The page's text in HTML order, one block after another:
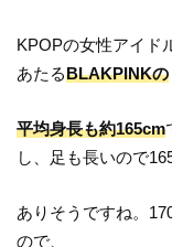
KPOPの女性アイド
あたるBLAKPINKの
平均身長も約165cm
し、足も長いので
ありそうですね。
ので、